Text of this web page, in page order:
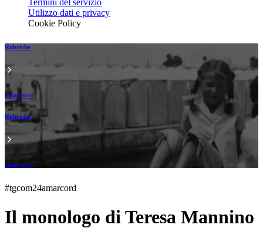
Termini del servizio
Utilizzo dati e privacy
Cookie Policy
Rubriche
amarcord
Rubriche
amarcord
#tgcom24amarcord
Il monologo di Teresa Mannino